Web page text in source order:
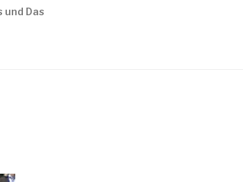
und Das